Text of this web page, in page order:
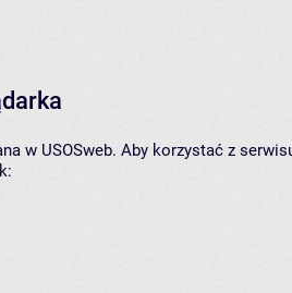
w USOSweb. Aby korzystać z